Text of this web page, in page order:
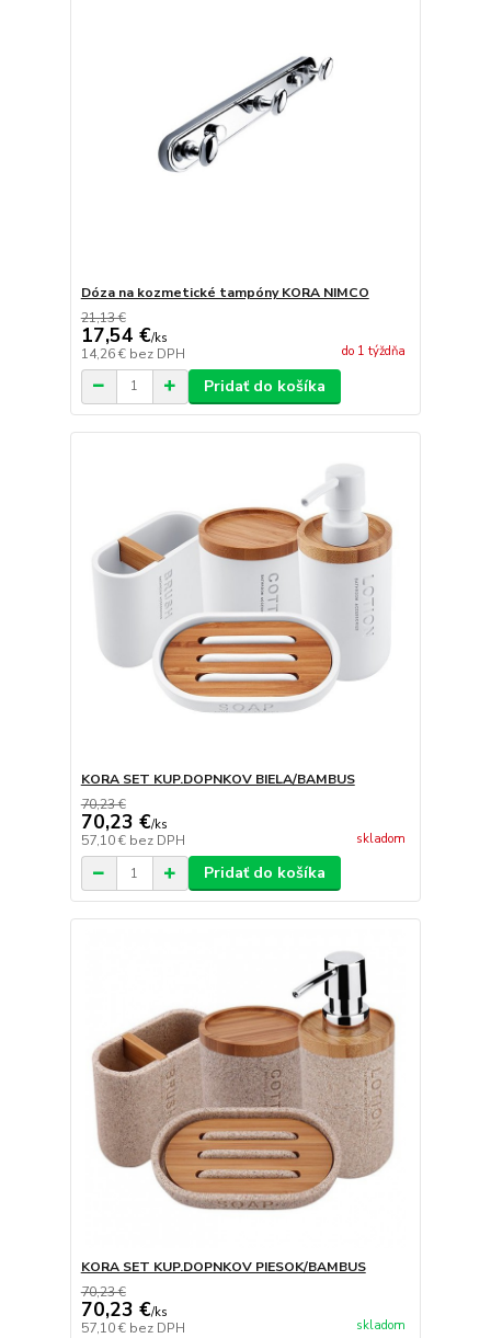
Dóza na kozmetické tampóny KORA NIMCO
21,13 €
17,54 €/ks
14,26 € bez DPH do 1 týždňa
Pridať do košíka
KORA SET KUP.DOPNKOV BIELA/BAMBUS
70,23 €
70,23 €/ks
57,10 € bez DPH skladom
Pridať do košíka
KORA SET KUP.DOPNKOV PIESOK/BAMBUS
70,23 €
70,23 €/ks
57,10 € bez DPH skladom